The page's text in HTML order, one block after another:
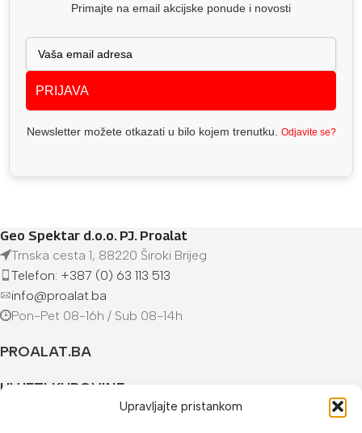
Upravljajte pristankom
Primajte na email akcijske ponude i novosti
PRIJAVA
Newsletter možete otkazati u bilo kojem trenutku. Odjavite se?
Geo Spektar d.o.o. PJ. Proalat
Trnska cesta 1, 88220 Široki Brijeg
Telefon: +387 (0) 63 113 513
info@proalat.ba
Pon-Pet 08-16h / Sub 08-14h
PROALAT.BA
UVJETI KUPOVINE